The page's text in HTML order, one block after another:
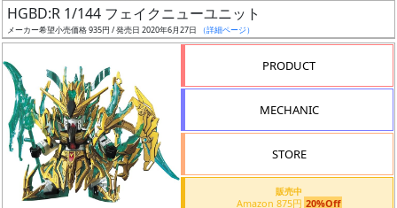
抽
選
在
庫
復
活
近
HGBD:R 1/144 フェイクニューユニット
メーカー希望小売価格 935円 / 発売日 2020年6月27日 （詳細ページ）
PRODUCT
MECHANIC
STORE
販売中
Amazon 875円 20%Off